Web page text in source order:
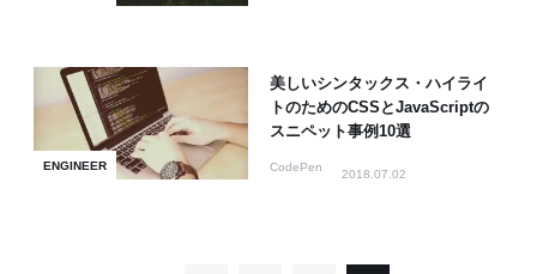
ENGINEER
美しいシンタックス・ハイライ
トのためのCSSとJavaScriptの
スニペット事例10選
CodePen
2018.07.02